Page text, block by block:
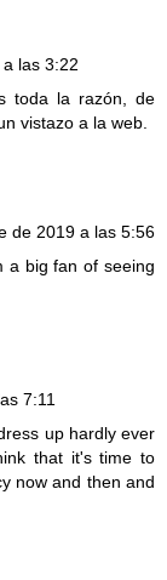
las 3:22
toda la razón, de
vistazo a la web.
de 2019 a las 5:56
a big fan of seeing
7:11
up hardly ever
that it's time to
now and then and